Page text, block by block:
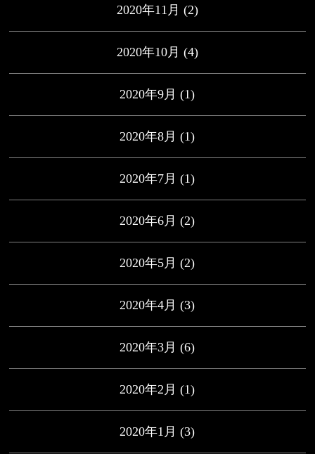
2020年11月 (2)
2020年10月 (4)
2020年9月 (1)
2020年8月 (1)
2020年7月 (1)
2020年6月 (2)
2020年5月 (2)
2020年4月 (3)
2020年3月 (6)
2020年2月 (1)
2020年1月 (3)